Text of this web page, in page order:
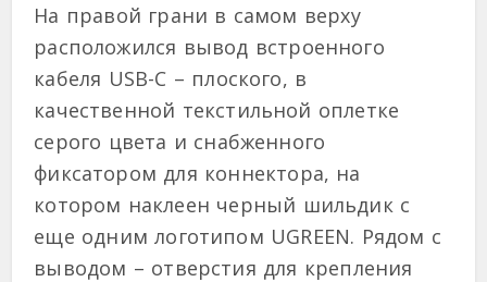
На правой грани в самом верху
расположился вывод встроенного
кабеля USB-C – плоского, в
качественной текстильной оплетке
серого цвета и снабженного
фиксатором для коннектора, на
котором наклеен черный шильдик с
еще одним логотипом UGREEN. Рядом с
выводом – отверстия для крепления